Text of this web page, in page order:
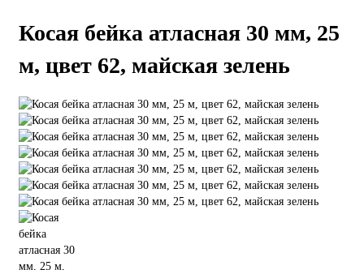
Косая бейка атласная 30 мм, 25
м, цвет 62, майская зелень